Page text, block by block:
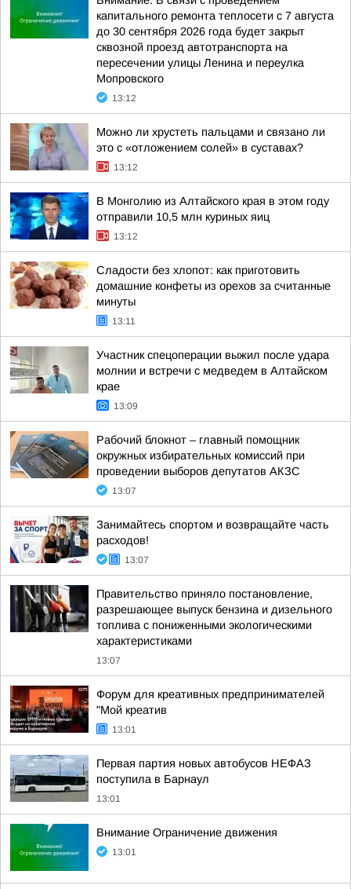
капитального ремонта теплосети с 7 августа
до 30 сентября 2026 года будет закрыт
сквозной проезд автотранспорта на
пересечении улицы Ленина и переулка
Мопровского
13:12
Можно ли хрустеть пальцами и связано ли
это с «отложением солей» в суставах?
13:12
В Монголию из Алтайского края в этом году
отправили 10,5 млн куриных яиц
13:12
Сладости без хлопот: как приготовить
домашние конфеты из орехов за считанные
минуты
13:11
Участник спецоперации выжил после удара
молнии и встречи с медведем в Алтайском
крае
13:09
Рабочий блокнот – главный помощник
окружных избирательных комиссий при
проведении выборов депутатов АКЗС
13:07
Занимайтесь спортом и возвращайте часть
расходов!
13:07
Правительство приняло постановление,
разрешающее выпуск бензина и дизельного
топлива с пониженными экологическими
характеристиками
13:07
Форум для креативных предпринимателей
"Мой креатив
13:01
Первая партия новых автобусов НЕФАЗ
поступила в Барнаул
13:01
Внимание Ограничение движения
13:01